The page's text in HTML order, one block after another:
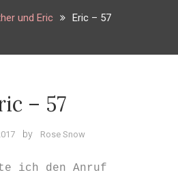
und Eric Eric – 57
Esther
– 57
by Rose Snow
Eric
ich den Anruf